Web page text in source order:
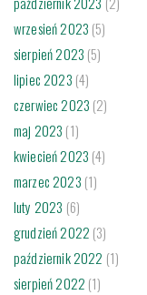
wrzesień 2023 (5)
sierpień 2023 (5)
lipiec 2023 (4)
czerwiec 2023 (2)
maj 2023 (1)
kwiecień 2023 (4)
marzec 2023 (1)
luty 2023 (6)
grudzień 2022 (3)
październik 2022 (1)
sierpień 2022 (1)